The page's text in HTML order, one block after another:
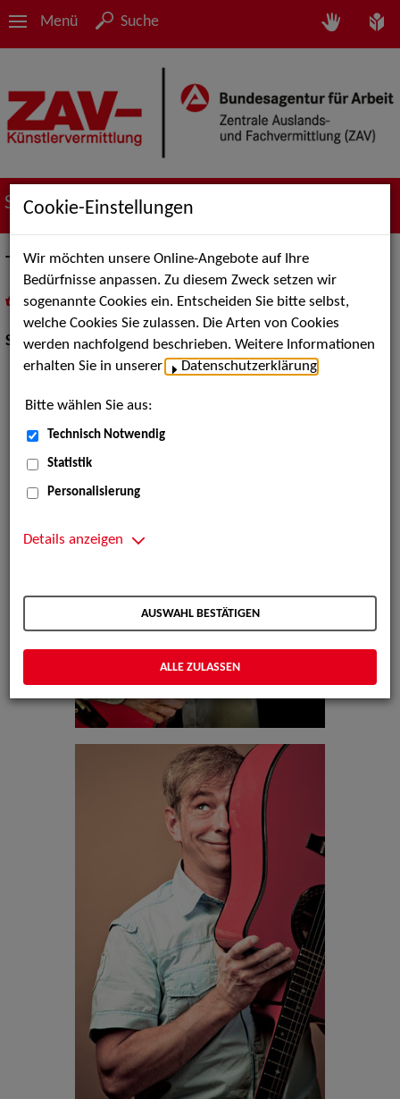
Menü Suche
Suche nach Künstler*innen
Thorsten Hitschfel
als PDF speichern
inMeine Merklistelegen
Show Acts:Kabarett, Comedy
Cookie-Einstellungen
Wir möchten unsere Online-Angebote auf Ihre
Bedürfnisse anpassen. Zu diesem Zweck setzen wir
sogenannte Cookies ein. Entscheiden Sie bitte selbst,
welche Cookies Sie zulassen. Die Arten von Cookies
werden nachfolgend beschrieben. Weitere Informationen
erhalten Sie in unserer
Datenschutzerklärung
Bitte wählen Sie aus:
Technisch Notwendig
Statistik
Personalisierung
Details anzeigen
AUSWAHL BESTÄTIGEN
ALLE ZULASSEN